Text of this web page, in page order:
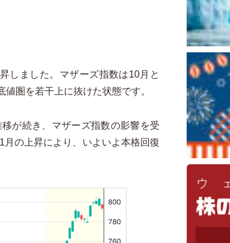
しました。マザーズ指数は10月と
圏を若干上に抜けた状態です。
が続き、マザーズ指数の影響を受
の上昇により、いよいよ本格回復